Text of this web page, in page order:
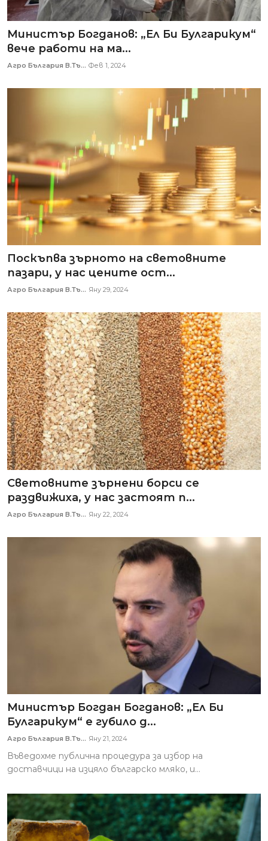
Министър Богданов: „Ел Би Булгарикум“
вече работи на ма...
Агро България В.Тъ... Фев 1, 2024
Поскъпва зърното на световните
пазари, у нас цените ост...
Агро България В.Тъ... Яну 29, 2024
Световните зърнени борси се
раздвижиха, у нас застоят п...
Агро България В.Тъ... Яну 22, 2024
Министър Богдан Богданов: „Ел Би
Булгарикум“ е губило д...
Агро България В.Тъ... Яну 21, 2024
Въведохме публична процедура за избор на
доставчици на изцяло българско мляко, и...